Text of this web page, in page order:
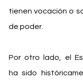
tienen vocación o
de poder.
Por otro lado, el
ha sido